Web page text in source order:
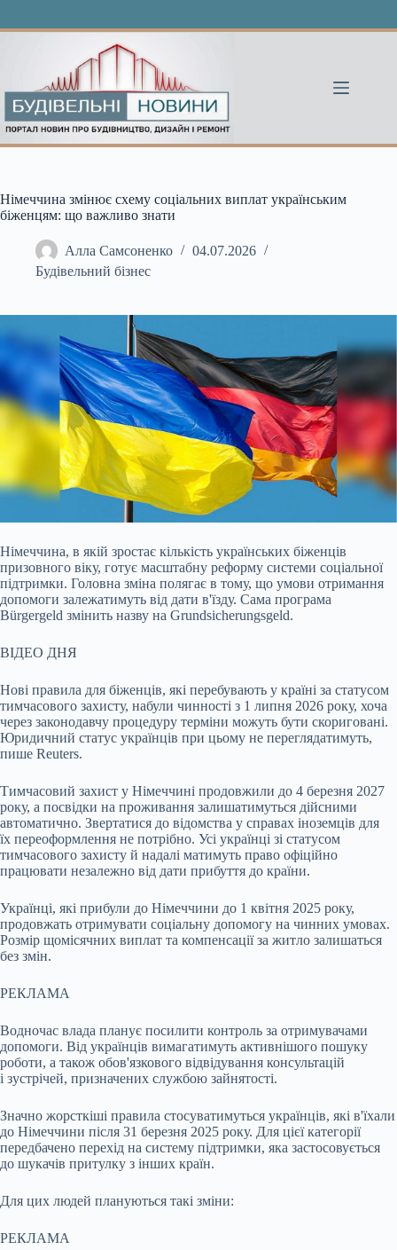
Німеччина змінює схему соціальних виплат українським
біженцям: що важливо знати
Алла Самсоненко
04.07.2026
Будівельний бізнес
Німеччина, в якій зростає кількість українських біженців
призовного віку, готує масштабну реформу системи соціальної
підтримки. Головна зміна полягає в тому, що умови отримання
допомоги залежатимуть від дати в'їзду. Сама програма
Bürgergeld змінить назву на Grundsicherungsgeld.
ВІДЕО ДНЯ
Нові правила для біженців, які перебувають у країні за статусом
тимчасового захисту, набули чинності з 1 липня 2026 року, хоча
через законодавчу процедуру терміни можуть бути скориговані.
Юридичний статус українців при цьому не переглядатимуть,
пише Reuters.
Тимчасовий захист у Німеччині продовжили до 4 березня 2027
року, а посвідки на проживання залишатимуться дійсними
автоматично. Звертатися до відомства у справах іноземців для
їх переоформлення не потрібно. Усі українці зі статусом
тимчасового захисту й надалі матимуть право офіційно
працювати незалежно від дати прибуття до країни.
Українці, які прибули до Німеччини до 1 квітня 2025 року,
продовжать отримувати соціальну допомогу на чинних умовах.
Розмір щомісячних виплат та компенсації за житло залишаться
без змін.
РЕКЛАМА
Водночас влада планує посилити контроль за отримувачами
допомоги. Від українців вимагатимуть активнішого пошуку
роботи, а також обов'язкового відвідування консультацій
і зустрічей, призначених службою зайнятості.
Значно жорсткіші правила стосуватимуться українців, які в'їхали
до Німеччини після 31 березня 2025 року. Для цієї категорії
передбачено перехід на систему підтримки, яка застосовується
до шукачів притулку з інших країн.
Для цих людей плануються такі зміни:
РЕКЛАМА